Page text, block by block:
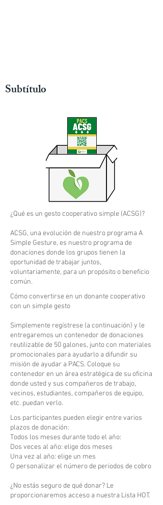
Subtítulo
¿Qué es un gesto cooperativo simple (ACSG)?
ACSG, una evolución de nuestro programa A
Simple Gesture, es nuestro programa de
donaciones donde los grupos tienen la
oportunidad de trabajar juntos,
voluntariamente, para un propósito o beneficio
común.
​Cómo convertirse en un donante cooperativo
con un simple gesto
Simplemente regístrese (a continuación) y le
entregaremos un contenedor de donaciones
reutilizable de 50 galones, junto con materiales
promocionales para ayudarlo a difundir su
misión de ayudar a PACS. Coloque su
contenedor en un área estratégica de su oficina
donde usted y sus compañeros de trabajo,
vecinos, estudiantes, compañeros de equipo,
etc. puedan verlo.
​Los participantes pueden elegir entre varios
plazos de donación:
Todos los meses durante todo el año:
Dos veces al año: elige dos meses
Una vez al año: elige un mes
O personalizar el número de periodos de cobro
¿No estás seguro de qué donar? Le
proporcionaremos acceso a nuestra Lista HOT.